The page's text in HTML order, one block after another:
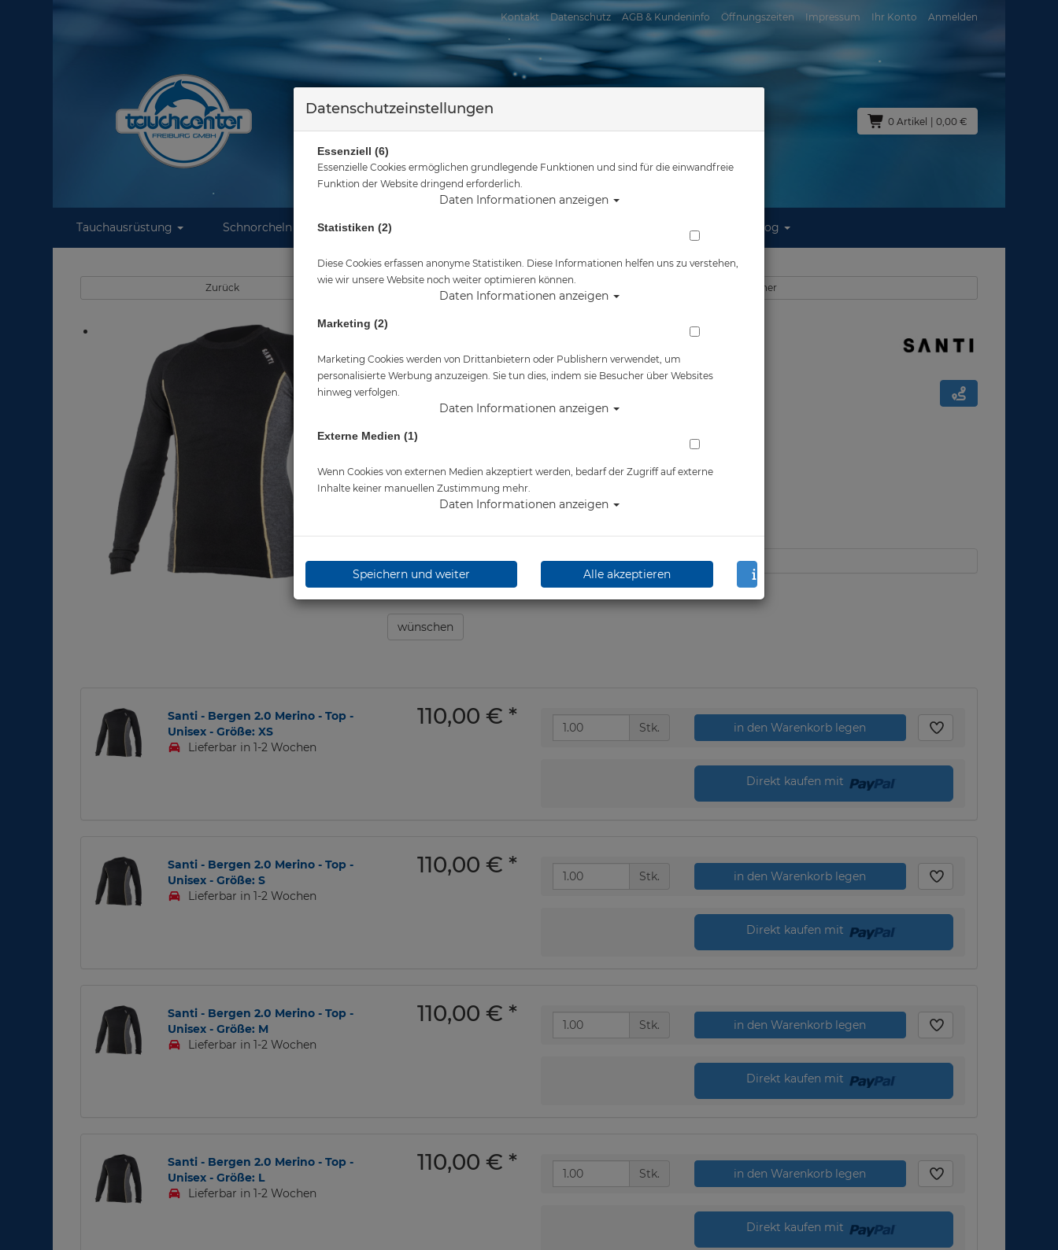
Kontakt Datenschutz AGB & Kundeninfo Öffnungszeiten Impressum Ihr Konto Anmelden
0 Artikel | 0,00 €
Tauchausrüstung Schnorcheln Wassersport Reisen Blog
Sie sind hier Santi Santi - Bergen 2.0 Merino - Top - Unisex
Zurück Alle Artikel zeigen aus: Santi Unterzieher
Artikelnr.: san-4005master
Herstellerpreis: 110,00 €
ab 110,00 €*
wünschen
Santi - Bergen 2.0 Merino - Top -
Unisex - Größe: XS
Lieferbar in 1-2 Wochen
110,00 € * Stk. in den Warenkorb legen
Direkt kaufen mit
Santi - Bergen 2.0 Merino - Top -
Unisex - Größe: S
Lieferbar in 1-2 Wochen
110,00 € * Stk. in den Warenkorb legen
Direkt kaufen mit
Santi - Bergen 2.0 Merino - Top -
Unisex - Größe: M
Lieferbar in 1-2 Wochen
110,00 € * Stk. in den Warenkorb legen
Direkt kaufen mit
Santi - Bergen 2.0 Merino - Top -
Unisex - Größe: L
Lieferbar in 1-2 Wochen
110,00 € * Stk. in den Warenkorb legen
Direkt kaufen mit
Datenschutzeinstellungen
Essenziell (6)
Essenzielle Cookies ermöglichen grundlegende Funktionen und sind für die einwandfreie
Funktion der Website dringend erforderlich.
Daten Informationen anzeigen
Statistiken (2)
Diese Cookies erfassen anonyme Statistiken. Diese Informationen helfen uns zu verstehen,
wie wir unsere Website noch weiter optimieren können.
Daten Informationen anzeigen
Marketing (2)
Marketing Cookies werden von Drittanbietern oder Publishern verwendet, um
personalisierte Werbung anzuzeigen. Sie tun dies, indem sie Besucher über Websites
hinweg verfolgen.
Daten Informationen anzeigen
Externe Medien (1)
Wenn Cookies von externen Medien akzeptiert werden, bedarf der Zugriff auf externe
Inhalte keiner manuellen Zustimmung mehr.
Daten Informationen anzeigen
Speichern und weiter Alle akzeptieren